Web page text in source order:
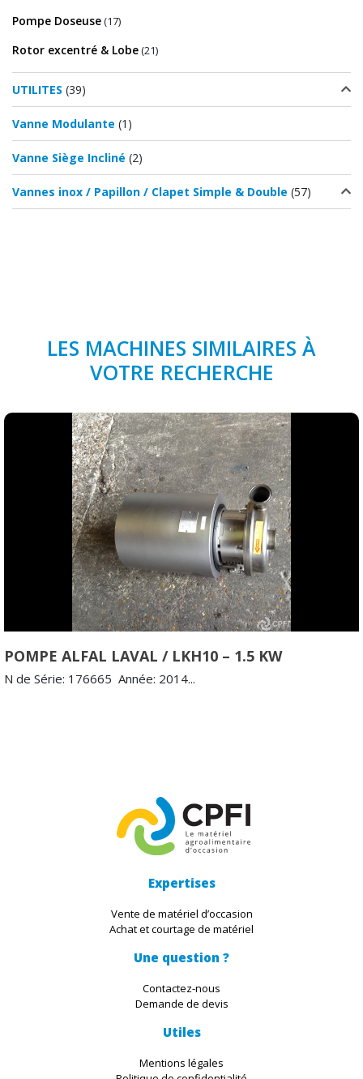
Pompe Doseuse(17)
Rotor excentré & Lobe(21)
UTILITES (39)
Vanne Modulante (1)
Vanne Siège Incliné (2)
Vannes inox / Papillon / Clapet Simple & Double (57)
LES MACHINES SIMILAIRES À
VOTRE RECHERCHE
POMPE ALFAL LAVAL / LKH10 – 1.5 KW
N de Série: 176665 Année: 2014...
Expertises
Vente de matériel d’occasion
Achat et courtage de matériel
Une question ?
Contactez-nous
Demande de devis
Utiles
Mentions légales